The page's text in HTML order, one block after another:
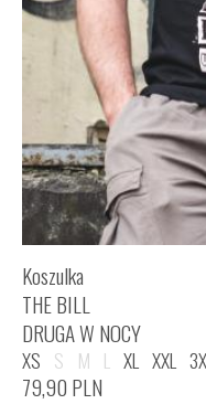
Koszulka
THE BILL
DRUGA W NOCY
XS S M L XL XXL
79,90 PLN